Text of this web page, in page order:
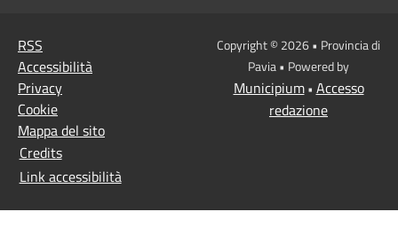
RSS
Accessibilità
Privacy
Cookie
Mappa del sito
Credits
Link accessibilità
Copyright © 2026 • Provincia di
Pavia • Powered by
Municipium• Accesso
redazione